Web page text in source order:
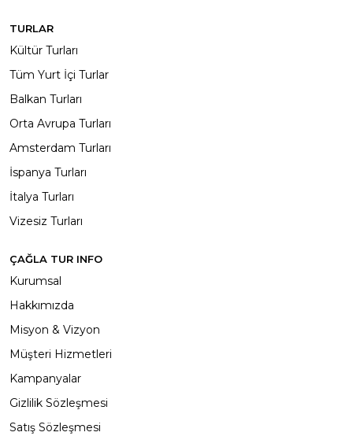
TURLAR
Kültür Turları
Tüm Yurt İçi Turlar
Balkan Turları
Orta Avrupa Turları
Amsterdam Turları
İspanya Turları
İtalya Turları
Vizesiz Turları
ÇAĞLA TUR INFO
Kurumsal
Hakkımızda
Misyon & Vizyon
Müşteri Hizmetleri
Kampanyalar
Gizlilik Sözleşmesi
Satış Sözleşmesi